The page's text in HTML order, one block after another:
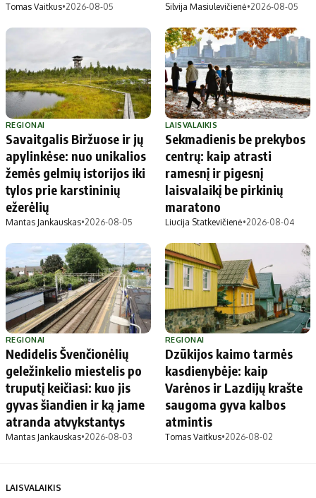
Tomas Vaitkus•2026-08-05 Silvija Masiulevičienė•2026-08-05
REGIONAI
Savaitgalis Biržuose ir jų
apylinkėse: nuo unikalios
žemės gelmių istorijos iki
tylos prie karstininių
ežerėlių
Mantas Jankauskas•2026-08-05
LAISVALAIKIS
Sekmadienis be prekybos
centrų: kaip atrasti
ramesnį ir pigesnį
laisvalaikį be pirkinių
maratono
Liucija Statkevičienė•2026-08-04
REGIONAI
Nedidelis Švenčionėlių
geležinkelio miestelis po
truputį keičiasi: kuo jis
gyvas šiandien ir ką jame
atranda atvykstantys
Mantas Jankauskas•2026-08-03
REGIONAI
Dzūkijos kaimo tarmės
kasdienybėje: kaip
Varėnos ir Lazdijų krašte
saugoma gyva kalbos
atmintis
Tomas Vaitkus•2026-08-02
LAISVALAIKIS